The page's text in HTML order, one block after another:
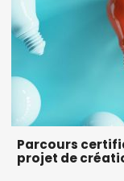
Parcours
projet de